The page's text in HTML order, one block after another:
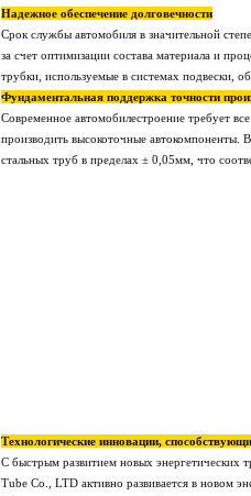
Надежное обеспечение долговечности
Срок службы автомобиля в значительной
за счет оптимизации состава материала и
трубки, используемые в системах подвески,
Фундаментальная поддержка точности
Современное автомобилестроение требует
производить высокоточные автокомпоненты.
стальных труб в пределах ± 0,05мм, что
Технологические инновации,
С быстрым развитием новых энергетических
Tube Co., LTD активно развивается в новом